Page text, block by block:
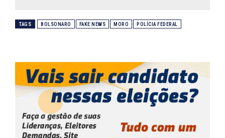
TAGS BOLSONARO FAKE NEWS MORO POLÍCIA FEDERAL